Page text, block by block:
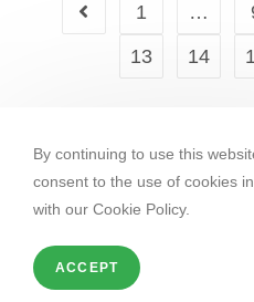
1 …
13
14
By continuing to use this
consent to the use of cookies
with our Cookie Policy.
ACCEPT